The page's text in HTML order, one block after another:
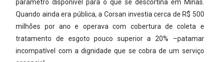
parâmetro disponível para o que se descortina em Minas.
Quando ainda era pública, a Corsan investia cerca de R$ 500
milhões por ano e operava com cobertura de coleta e
tratamento de esgoto pouco superior a 20% –patamar
incompatível com a dignidade que se cobra de um serviço